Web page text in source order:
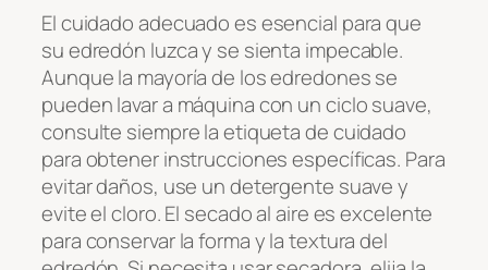
El cuidado adecuado es esencial para que
su edredón luzca y se sienta impecable.
Aunque la mayoría de los edredones se
pueden lavar a máquina con un ciclo suave,
consulte siempre la etiqueta de cuidado
para obtener instrucciones específicas. Para
evitar daños, use un detergente suave y
evite el cloro. El secado al aire es excelente
para conservar la forma y la textura del